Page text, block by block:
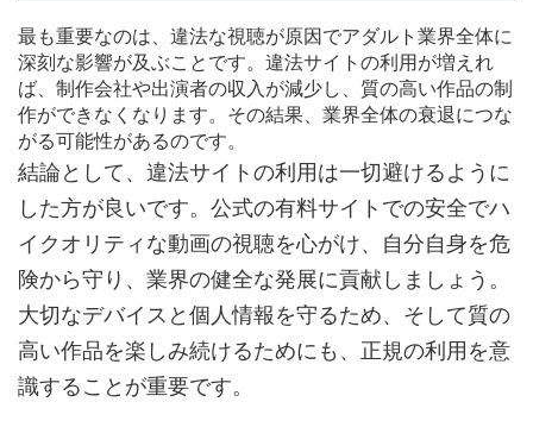
最も重要なのは、違法な視聴が原因でアダルト業界全体に
深刻な影響が及ぶことです。違法サイトの利用が増えれ
ば、制作会社や出演者の収入が減少し、質の高い作品の制
作ができなくなります。その結果、業界全体の衰退につな
がる可能性があるのです。
結論として、違法サイトの利用は一切避けるように
した方が良いです。公式の有料サイトでの安全でハ
イクオリティな動画の視聴を心がけ、自分自身を危
険から守り、業界の健全な発展に貢献しましょう。
大切なデバイスと個人情報を守るため、そして質の
高い作品を楽しみ続けるためにも、正規の利用を意
識することが重要です。